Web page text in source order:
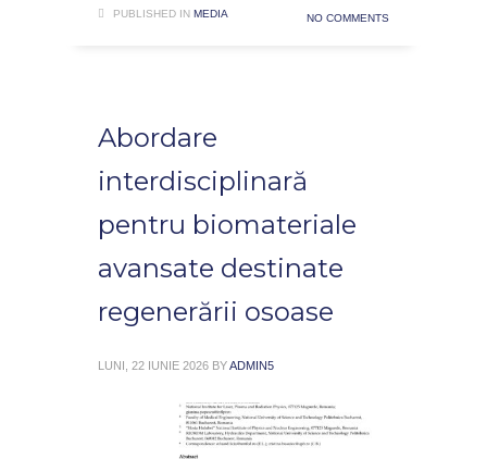
PUBLISHED IN MEDIA NO COMMENTS
Abordare
interdisciplinară
pentru biomateriale
avansate destinate
regenerării osoase
LUNI, 22 IUNIE 2026 BYADMIN5